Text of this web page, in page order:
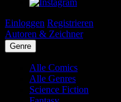
Einloggen Registrieren
Autoren & Zeichner
Genre
Alle Comics
Alle Genres
Science Fiction